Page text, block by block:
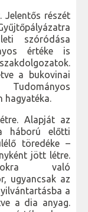
Jelentős részét
szóródása
értéke is
a bukovinai
hagyatéka.
Alapját az
háború előtti
töredéke –
jött létre.
való
ugyancsak az
a
a dia anyag.